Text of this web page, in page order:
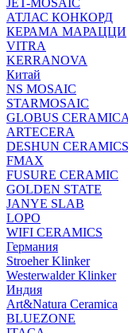
JET-MOSAIC
АТЛАС КОНКОРД
КЕРАМА МАРАЦЦИ
VITRA
KERRANOVA
Китай
NS MOSAIC
STARMOSAIC
GLOBUS CERAMICA
ARTECERA
DESHUN CERAMICS
FMAX
FUSURE CERAMIC
GOLDEN STATE
JANYE SLAB
LOPO
WIFI CERAMICS
Германия
Stroeher Klinker
Westerwalder Klinker
Индия
Art&Natura Ceramica
BLUEZONE